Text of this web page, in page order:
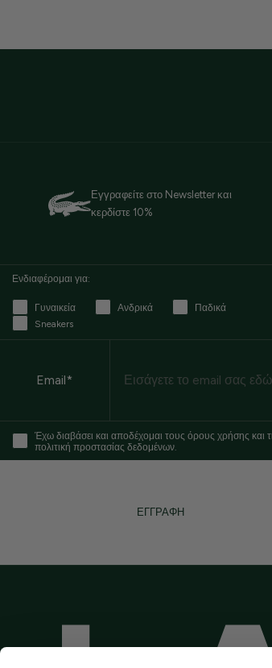
Εγγραφείτε στο Newsletter και
κερδίστε 10%
Ενδιαφέρομαι για:
Γυναικεία Ανδρικά
Παδικά
Sneakers
Email*
Έχω διαβάσει και αποδέχομαι τους όρους χρήσης και
πολιτική προστασίας δεδομένων.
ΕΓΓΡΑΦΗ